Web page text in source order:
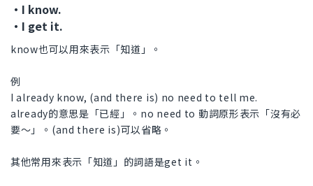
・I know.
・I get it.
know也可以用來表示「知道」。
例
I already know, (and there is) no need to tell me.
already的意思是「已經」。no need to 動詞原形表示「沒有必
要～」。(and there is)可以省略。
其他常用來表示「知道」的詞語是get it。